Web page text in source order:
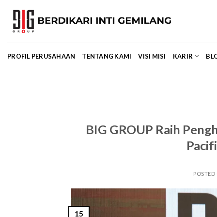
content
PROFIL PERUSAHAAN TENTANG KAMI VISI MISI KARIR
BIG GROUP Raih
15